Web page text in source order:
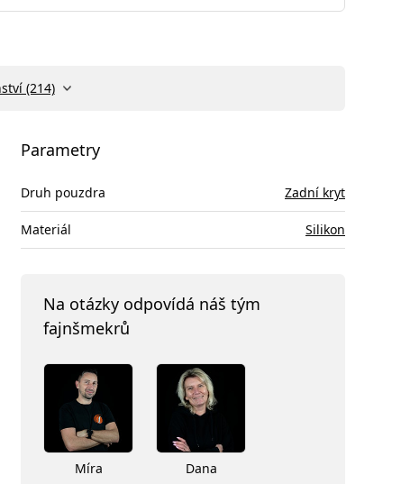
(214)
Parametry
Druh pouzdra Zadní kryt
Materiál Silikon
Na otázky odpovídá náš tým
fajnšmekrů
Míra
Dana